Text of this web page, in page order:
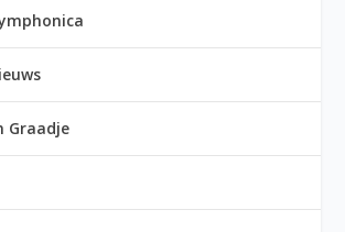
Graadje